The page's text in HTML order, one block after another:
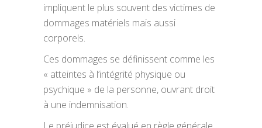
impliquent le plus souvent des victimes de
dommages matériels mais aussi
corporels.
Ces dommages se définissent comme les
« atteintes à l’intégrité physique ou
psychique » de la personne, ouvrant droit
à une indemnisation.